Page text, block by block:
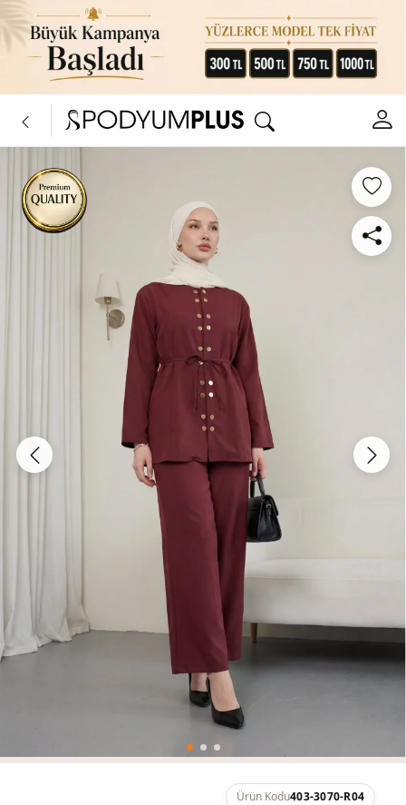
Ürün Kodu403-3070-R04